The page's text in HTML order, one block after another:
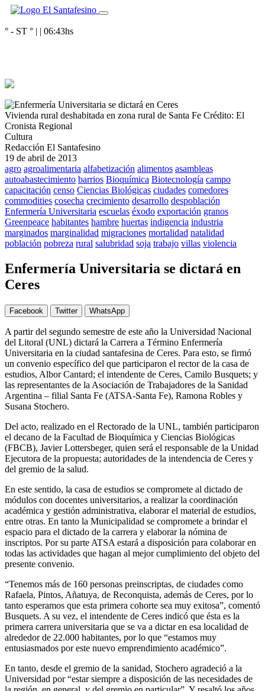
° - ST ° | | 06:43hs
Vivienda rural deshabitada en zona rural de Santa Fe Crédito: El
Cronista Regional
Cultura
Redacción El Santafesino
19 de abril de 2013
agro agroalimentaria alfabetización alimentos asambleas
autoabastecimiento barrios Bioquímica Biotecnología campo
capacitación censo Ciencias Biológicas ciudades comedores
commodities cosecha crecimiento desarrollo despoblación
Enfermería Universitaria escuelas éxodo exportación granos
Greenpeace habitantes hambre huertas indigencia industria
marginados marginalidad migraciones mortalidad natalidad
población pobreza rural salubridad soja trabajo villas violencia
Enfermería Universitaria se dictará en
Ceres
Facebook Twitter WhatsApp
A partir del segundo semestre de este año la Universidad Nacional
del Litoral (UNL) dictará la Carrera a Término Enfermería
Universitaria en la ciudad santafesina de Ceres. Para esto, se firmó
un convenio específico del que participaron el rector de la casa de
estudios, Albor Cantard; el intendente de Ceres, Camilo Busquets; y
las representantes de la Asociación de Trabajadores de la Sanidad
Argentina – filial Santa Fe (ATSA-Santa Fe), Ramona Robles y
Susana Stochero.
Del acto, realizado en el Rectorado de la UNL, también participaron
el decano de la Facultad de Bioquímica y Ciencias Biológicas
(FBCB), Javier Lottersbeger, quien será el responsable de la Unidad
Ejecutora de la propuesta; autoridades de la intendencia de Ceres y
del gremio de la salud.
En este sentido, la casa de estudios se compromete al dictado de
módulos con docentes universitarios, a realizar la coordinación
académica y gestión administrativa, elaborar el material de estudios,
entre otras. En tanto la Municipalidad se compromete a brindar el
espacio para el dictado de la carrera y elaborar la nómina de
inscriptos. Por su parte ATSA estará a disposición para colaborar en
todas las actividades que hagan al mejor cumplimiento del objeto del
presente convenio.
“Tenemos más de 160 personas preinscriptas, de ciudades como
Rafaela, Pintos, Añatuya, de Reconquista, además de Ceres, por lo
tanto esperamos que esta primera cohorte sea muy exitosa”, comentó
Busquets. A su vez, el intendente de Ceres indicó que ésta es la
primera carrera universitaria que se va a dictar en esa localidad de
alrededor de 22.000 habitantes, por lo que “estamos muy
entusiasmados por este nuevo emprendimiento académico”.
En tanto, desde el gremio de la sanidad, Stochero agradeció a la
Universidad por “estar siempre a disposición de las necesidades de